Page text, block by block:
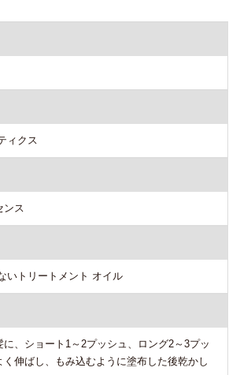
ィクス
ンス
いトリートメント オイル
、ショート1～2プッシュ、ロング2～3プッ
く伸ばし、もみ込むように塗布した後乾かし